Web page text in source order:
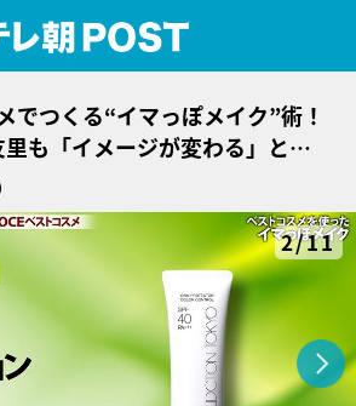
でつくる“イマっぽメイク”術！
も「イメージが変わる」と絶
2/11